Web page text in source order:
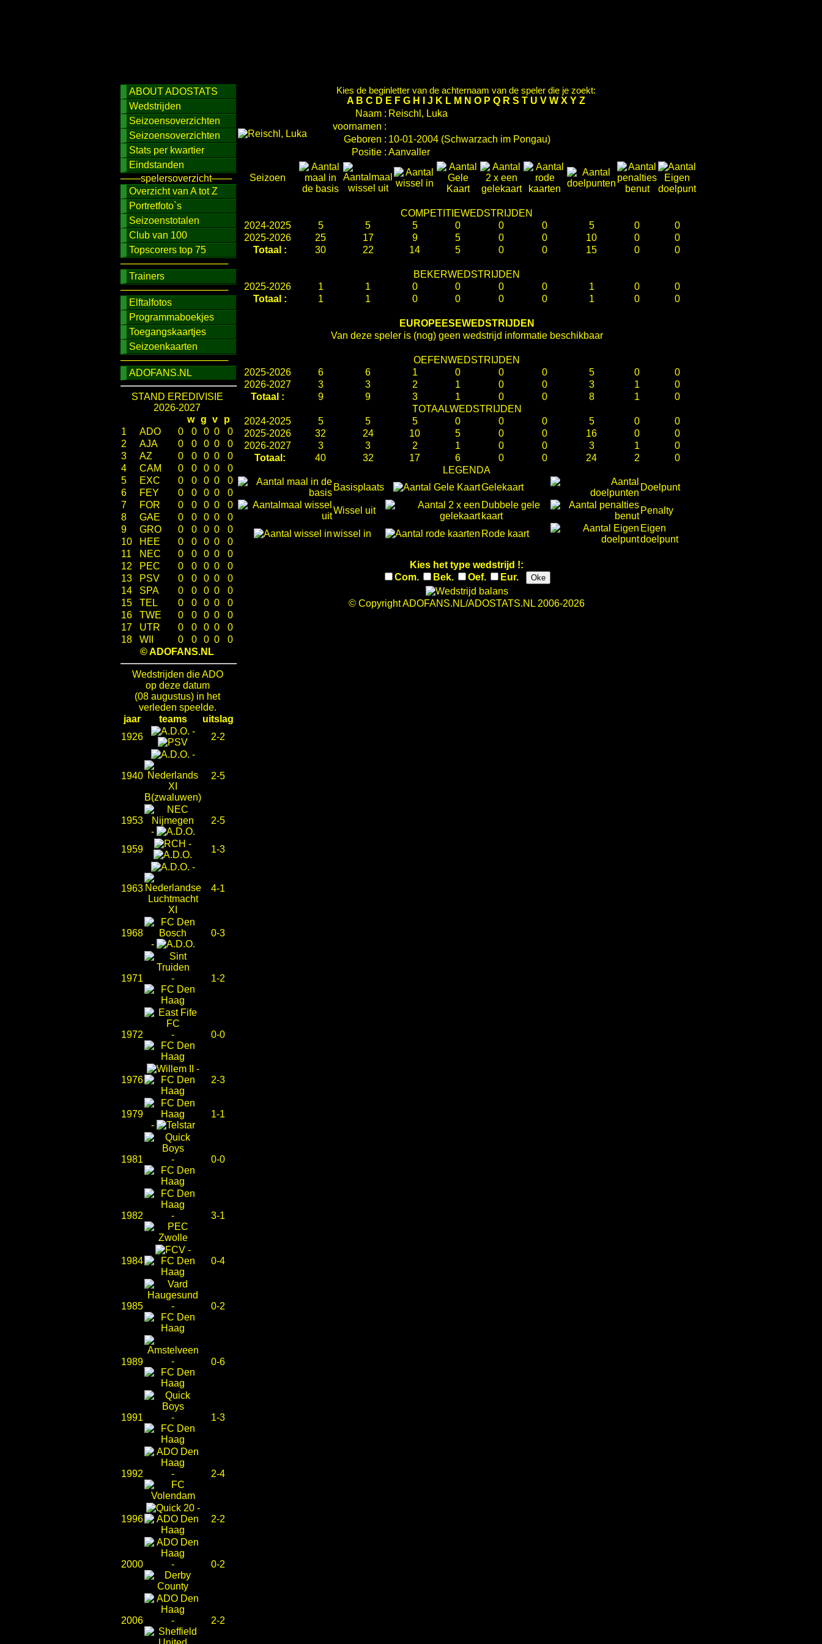
ABOUT ADOSTATS
Wedstrijden
Seizoensoverzichten
Seizoensoverzichten
Stats per kwartier
Eindstanden
───spelersoverzicht───
Overzicht van A tot Z
Portretfoto`s
Seizoenstotalen
Club van 100
Topscorers top 75
────────────────
Trainers
────────────────
Elftalfotos
Programmaboekjes
Toegangskaartjes
Seizoenkaarten
────────────────
ADOFANS.NL
STAND EREDIVISIE
2026-2027
w g v
p
1
ADO 0 0 0 0
0
2
AJA 0 0 0 0
0
3
AZ 0 0 0 0
0
4
CAM 0 0 0 0
0
5
EXC 0 0 0 0
0
6
FEY 0 0 0 0
0
7
FOR 0 0 0 0
0
8
GAE 0 0 0 0
0
9
GRO 0 0 0 0
0
10
HEE 0 0 0 0
0
11
NEC 0 0 0 0
0
12
PEC 0 0 0 0
0
13
PSV 0 0 0 0
0
14
SPA 0 0 0 0
0
15
TEL 0 0 0 0
0
16
TWE 0 0 0 0
0
17
UTR 0 0 0 0
0
18
WII 0 0 0 0
0
© ADOFANS.NL
Wedstrijden die ADO
op deze datum
(08 augustus) in het
verleden speelde.
jaar
teams
uitslag
1926
-
2-2
1940
-
2-5
1953
-
2-5
1959
-
1-3
1963
-
4-1
1968
-
0-3
1971 - 1-2
1972 - 0-0
1976
-
2-3
1979
-
1-1
1981 - 0-0
1982 - 3-1
1984
-
0-4
1985 - 0-2
1989 - 0-6
1991 - 1-3
1992 - 2-4
1996
-
2-2
2000 - 0-2
2006 - 2-2
Kies de beginletter van de achternaam van de speler die je zoekt:
A B C D E F G H J K L M N O P Q R S T U V W X Y Z
Naam : Reischl, Luka
voornamen :
Geboren : 10-01-2004 (Schwarzach im Pongau)
Positie : Aanvaller
Seizoen
COMPETITIEWEDSTRIJDEN
2024-2025
5 5 5 0 0 0 5 0
0
2025-2026
25 17 9 5 0 0 10 0
0
Totaal :
30 22 14 5 0 0 15 0 0
BEKERWEDSTRIJDEN
2025-2026
1 1 0 0 0 0 1 0
0
Totaal :
1 1 0 0 0 0 1 0 0
EUROPEESEWEDSTRIJDEN
Van deze speler is (nog) geen wedstrijd informatie beschikbaar
OEFENWEDSTRIJDEN
2025-2026
6 6 1 0 0 0 5 0
0
2026-2027
3 3 2 1 0 0 3 1
0
Totaal :
9 9 3 1 0 0 8 1
0
TOTAALWEDSTRIJDEN
2024-2025
5 5 5 0 0 0 5 0
0
2025-2026
32 24 10 5 0 0 16 0
0
2026-2027
3 3 2 1 0 0 3 1
0
Totaal:
40 32 17 6 0 0 24 2
0
LEGENDA
Basisplaats
Gelekaart Doelpunt
Wissel uit
Dubbele gele
kaart
Penalty
wissel in Rode kaart
Eigen
doelpunt
Kies het type wedstrijd !:
Com.
Bek. Oef. Eur. Oke
© Copyright ADOFANS.NL/ADOSTATS.NL 2006-2026